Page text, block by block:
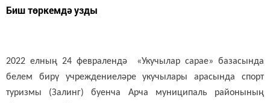
Биш төркемдә узды
2022 елның 24 февралендә «Укучылар сарае» базасында
белем бирү учреждениеләре укучылары арасында спорт
туризмы (Залинг) буенча Арча муниципаль районының